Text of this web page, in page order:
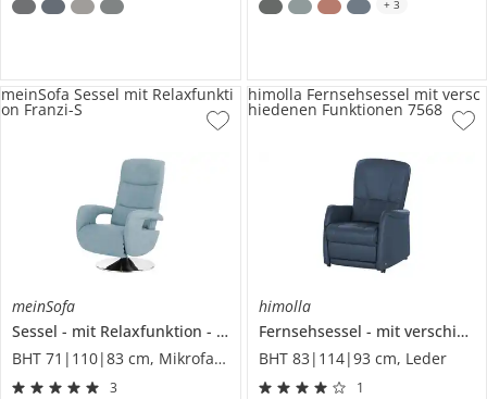
+ 3
meinSofa
Sessel
mit Relaxfunktion
Franzi-S
BHT 71|110|83 cm, Mikrofaser
3
meinSofa Sessel mit Relaxfunkti
on Franzi-S
himolla
Fernsehsessel
mit verschiedenen Funktionen
BHT 83|114|93 cm, Leder
1
himolla Fernsehsessel mit versc
hiedenen Funktionen 7568